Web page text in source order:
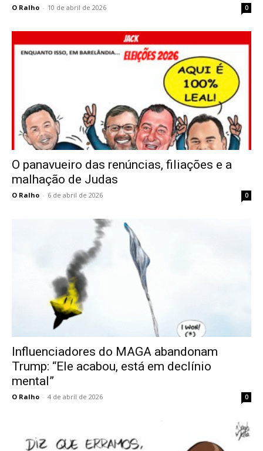
O Ralho - 10 de abril de 2026 0
O panavueiro das renúncias, filiações e a
malhação de Judas
O Ralho - 6 de abril de 2026 0
Influenciadores do MAGA abandonam
Trump: “Ele acabou, está em declínio
mental”
O Ralho - 4 de abril de 2026 0